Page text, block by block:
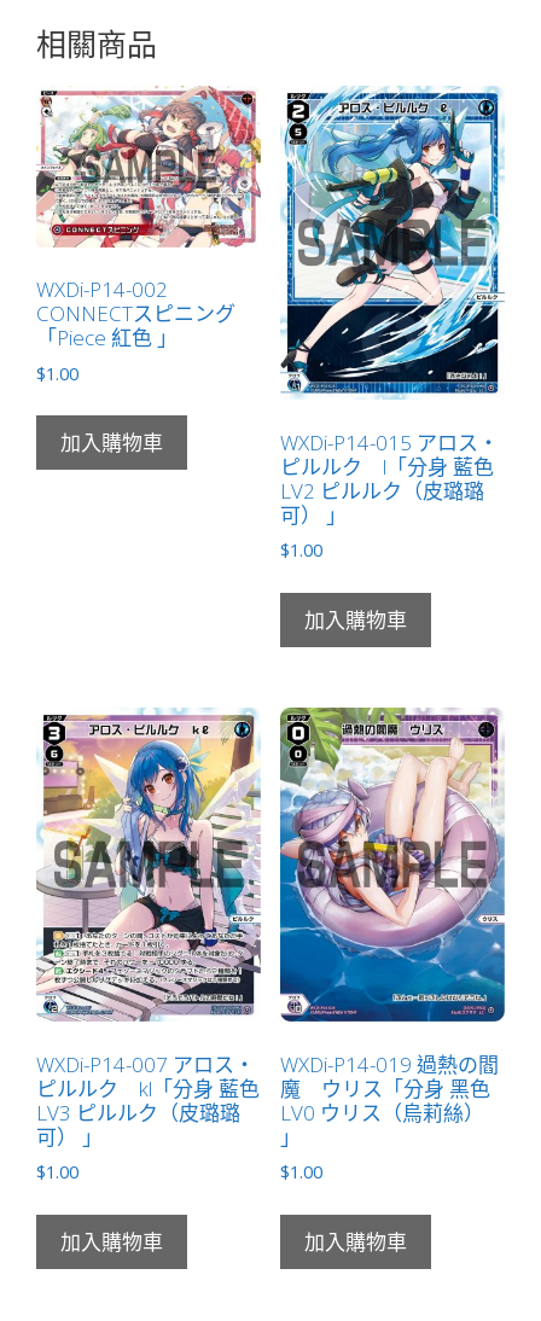
奏
寶
石
有
LB」
數
量
相關商品
WXDi-P14-002
CONNECTスピニング
「Piece 紅色 」
$1.00
加入購物車
WXDi-P14-015 アロス・
ピルルク l「分身 藍色
LV2 ピルルク（皮璐璐
可） 」
$1.00
加入購物車
WXDi-P14-007 アロス・
ピルルク kl「分身 藍色
LV3 ピルルク（皮璐璐
可） 」
$1.00
加入購物車
WXDi-P14-019 過熱の閻
魔 ウリス「分身 黑色
LV0 ウリス（烏莉絲）
」
$1.00
加入購物車